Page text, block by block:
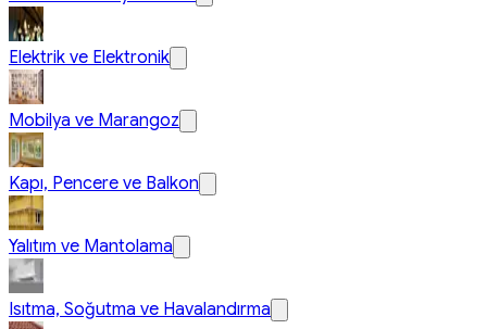
Elektrik ve Elektronik
Mobilya ve Marangoz
Kapı, Pencere ve Balkon
Yalıtım ve Mantolama
Isıtma, Soğutma ve Havalandırma